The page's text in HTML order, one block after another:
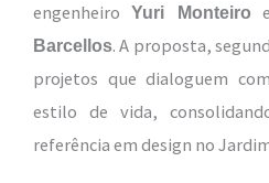
engenheiroYuri Monteiro
Barcellos. A proposta,
projetos que dialoguem
estilo de vida,
referência em design no